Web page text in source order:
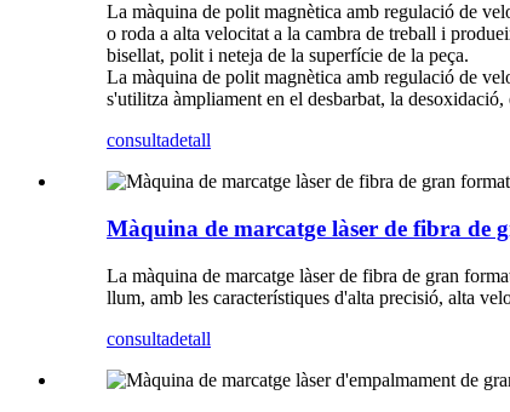
La màquina de polit magnètica amb regulació de
o roda a alta velocitat a la cambra de treball i
bisellat, polit i neteja de la superfície de la peça.
La màquina de polit magnètica amb regulació de
s'utilitza àmpliament en el desbarbat, la
consultadetall
Màquina de marcatge làser de fibra de
La màquina de marcatge làser de fibra de gran
llum, amb les característiques d'alta precisió, alta
consultadetall